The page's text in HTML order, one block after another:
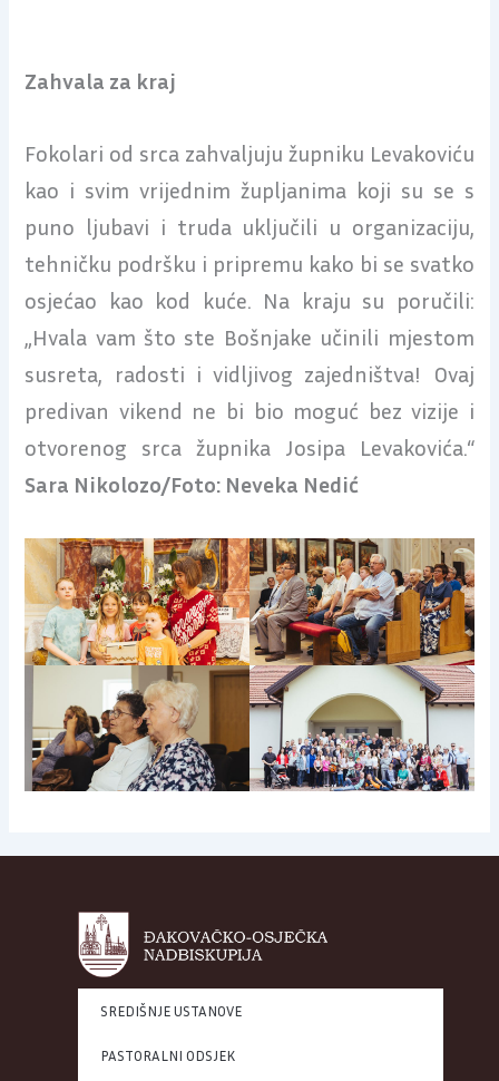
Zahvala za kraj
Fokolari od srca zahvaljuju župniku Levakoviću
kao i svim vrijednim župljanima koji su se s
puno ljubavi i truda uključili u organizaciju,
tehničku podršku i pripremu kako bi se svatko
osjećao kao kod kuće. Na kraju su poručili:
„Hvala vam što ste Bošnjake učinili mjestom
susreta, radosti i vidljivog zajedništva! Ovaj
predivan vikend ne bi bio moguć bez vizije i
otvorenog srca župnika Josipa Levakovića.“
Sara Nikolozo/Foto: Neveka Nedić
SREDIŠNJE USTANOVE
PASTORALNI ODSJEK